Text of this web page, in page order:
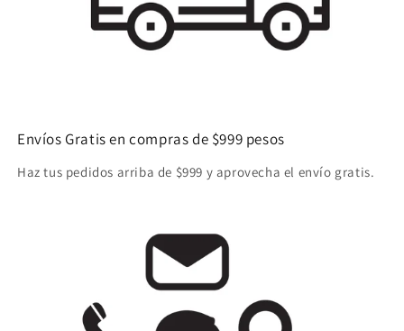
Envíos Gratis en compras de $999 pesos
Haz tus pedidos arriba de $999 y aprovecha el envío gratis.